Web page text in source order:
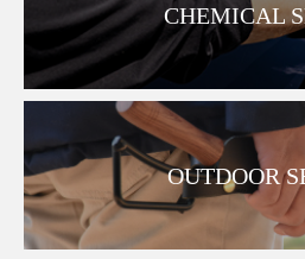
CHEMICAL
OUTDOOR